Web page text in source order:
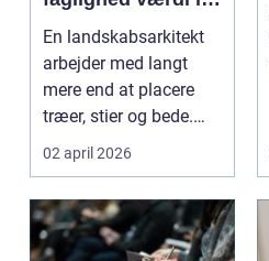
uderum
En landskabsarkitekt
arbejder med langt
mere end at placere
træer, stier og bede.
Faget handler om a...
02 april 2026